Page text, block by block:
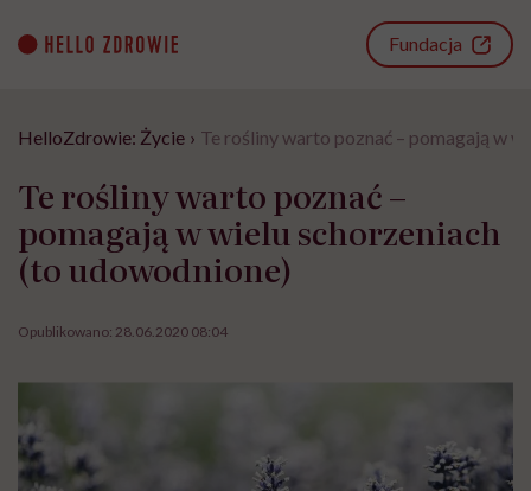
content
Fundacja
HelloZdrowie: Życie › Te rośliny warto poznać – pomagają w
Te rośliny warto poznać –
pomagają w wielu schorzeniach
(to udowodnione)
Opublikowano: 28.06.2020 08:04